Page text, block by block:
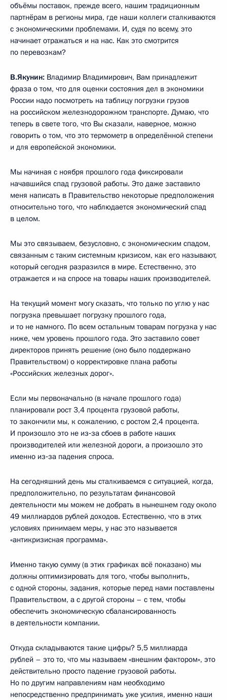
объёмы поставок, прежде всего, нашим традиционным
партнёрам в регионы мира, где наши коллеги сталкиваются
с экономическими проблемами. И, судя по всему, это
начинает отражаться и на нас. Как это смотрится
по перевозкам?
В.Якунин: Владимир Владимирович, Вам принадлежит
фраза о том, что для оценки состояния дел в экономики
России надо посмотреть на таблицу погрузки грузов
на российском железнодорожном транспорте. Думаю, что
теперь в свете того, что Вы сказали, наверное, можно
говорить о том, что это термометр в определённой степени
и для европейской экономики.
Мы начиная с ноября прошлого года фиксировали
начавшийся спад грузовой работы. Это даже заставило
меня написать в Правительство некоторые предположения
относительно того, что наблюдается экономический спад
в целом.
Мы это связываем, безусловно, с экономическим спадом,
связанным с таким системным кризисом, как его называют,
который сегодня разразился в мире. Естественно, это
отражается и на спросе на товары наших производителей.
На текущий момент могу сказать, что только по углю у нас
погрузка превышает погрузку прошлого года,
и то не намного. По всем остальным товарам погрузка у нас
ниже, чем уровень прошлого года. Это заставило совет
директоров принять решение (оно было поддержано
Правительством) о корректировке плана работы
«Российских железных дорог».
Если мы первоначально (в начале прошлого года)
планировали рост 3,4 процента грузовой работы,
то закончили мы, к сожалению, с ростом 2,4 процента.
И произошло это не из‑за сбоев в работе наших
производителей или железной дороги, а произошло это
именно из‑за падения спроса.
На сегодняшний день мы сталкиваемся с ситуацией, когда,
предположительно, по результатам финансовой
деятельности мы можем не добрать в нынешнем году около
49 миллиардов рублей доходов. Естественно, что в этих
условиях принимаем меры, у нас это называется
«антикризисная программа».
Именно такую сумму (в этих графиках всё показано) мы
должны оптимизировать для того, чтобы выполнить,
с одной стороны, задания, которые перед нами поставлены
Правительством, а с другой стороны – с тем, чтобы
обеспечить экономическую сбалансированность
в деятельности компании.
Откуда складываются такие цифры? 5,5 миллиарда
рублей – это то, что мы называем «внешним фактором», это
действительно просто падение грузовой работы.
Но по другим направлениям нам необходимо
непосредственно предпринимать уже усилия, именно наши